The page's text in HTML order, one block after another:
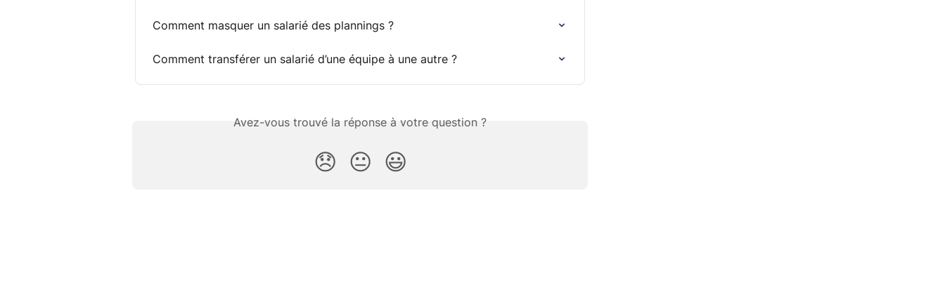
Comment masquer un salarié des plannings ?
Comment transférer un salarié d’une équipe à une autre ?
Avez-vous trouvé la réponse à votre question ?
😞 😐 😃